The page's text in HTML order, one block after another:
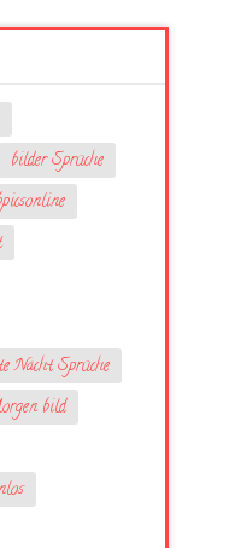
bilder Sprüche
Nacht Sprüche
bild